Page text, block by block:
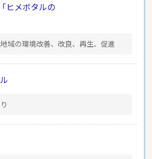
ヒメボタルの
域の環境改善、改良、再生、促進